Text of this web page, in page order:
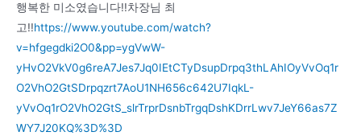
행복한 미소였습니다!!차장님 최
고!!https://www.youtube.com/watch?
v=hfgegdki2O0&pp=ygVwW-
yHvO2VkV0g6reA7Jes7Jq0IEtCTyDsupDrpq3thLAhIOyVvOq1r
O2VhO2GtSDrpqzrt7AoU1NH656c642U7IqkL-
yVvOq1rO2VhO2GtS_slrTrprDsnbTrgqDshKDrrLwv7JeY66as7Z
WY7J20KQ%3D%3D